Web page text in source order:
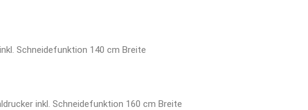
Schneidefunktion 140 cm Breite
inkl. Schneidefunktion 160 cm Breite